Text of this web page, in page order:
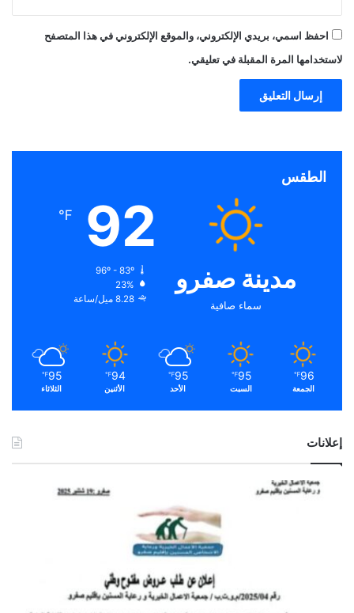
احفظ اسمي، بريدي الإلكتروني، والموقع الإلكتروني في هذا المتصفح
لاستخدامها المرة المقبلة في تعليقي.
الطقس
مدينة صفرو
سماء صافية
92
℉
96º - 83º
23%
8.28 ميل/ساعة
96
℉
الجمعة
95
℉
السبت
95
℉
الأحد
94
℉
الأثنين
95
℉
الثلاثاء
إعلانات